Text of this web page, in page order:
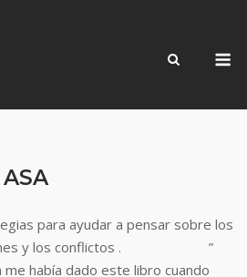
para ayudar a pensar sobre los
y los conflictos . ”
había dado este libro cuando